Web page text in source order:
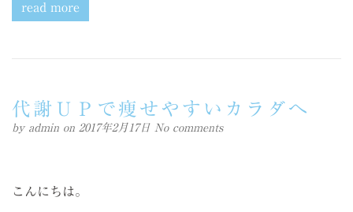
read more
代謝ＵＰで痩せやすいカラダへ
by admin on 2017年2月17日 No comments
こんにちは。